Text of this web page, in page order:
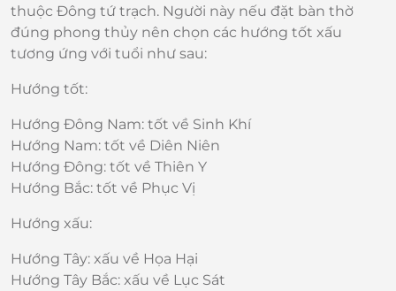
thuộc Đông tứ trạch. Người này nếu đặt bàn thờ
đúng phong thủy nên chọn các hướng tốt xấu
tương ứng với tuổi như sau:
Hướng tốt:
Hướng Đông Nam: tốt về Sinh Khí
Hướng Nam: tốt về Diên Niên
Hướng Đông: tốt về Thiên Y
Hướng Bắc: tốt về Phục Vị
Hướng xấu:
Hướng Tây: xấu về Họa Hại
Hướng Tây Bắc: xấu về Lục Sát